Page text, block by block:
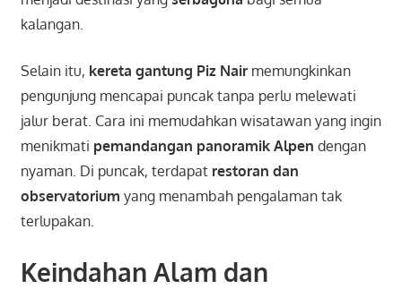
kalangan.
Selain itu, kereta gantung Piz Nairmemungkinkan
pengunjung mencapai puncak tanpa perlu melewati
jalur berat. Cara ini memudahkan wisatawan yang ingin
menikmati pemandangan panoramik Alpen dengan
nyaman. Di puncak, terdapat restoran dan
observatorium yang menambah pengalaman tak
terlupakan.
Keindahan Alam dan